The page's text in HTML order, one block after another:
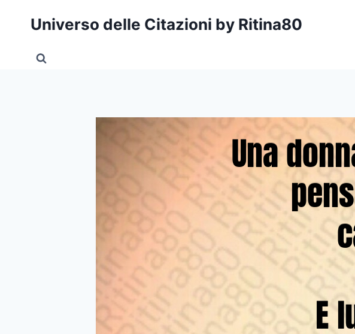
Universo delle Citazioni by Ritina80